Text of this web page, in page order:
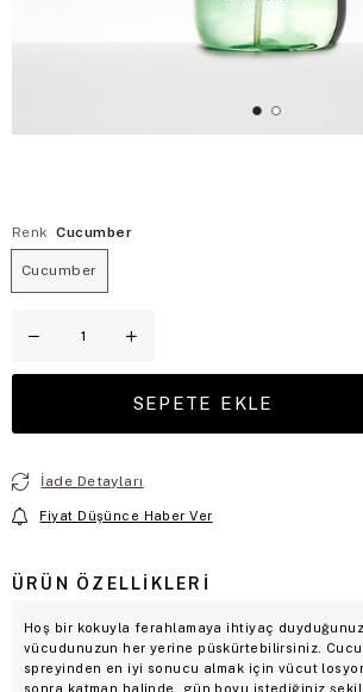
Renk Cucumber
Cucumber
İade Detayları
Fiyat Düşünce Haber Ver
ÜRÜN ÖZELLIKLERI
Hoş bir kokuyla ferahlamaya ihtiyaç
vücudunuzun her yerine püskürtebilirsiniz.
spreyinden en iyi sonucu almak için vücut
sonra katman halinde, gün boyu istediğiniz